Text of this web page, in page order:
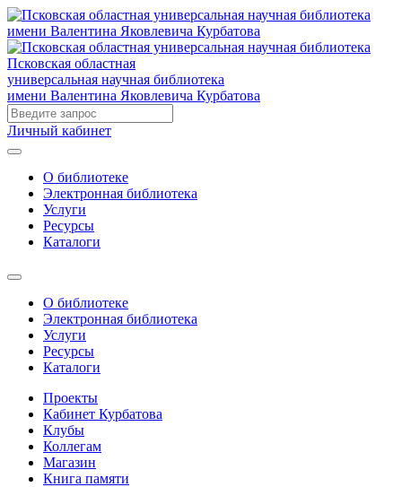
Псковская областная
универсальная научная библиотека
имени Валентина Яковлевича Курбатова
Личный кабинет
О библиотеке
Электронная библиотека
Услуги
Ресурсы
Каталоги
О библиотеке
Электронная библиотека
Услуги
Ресурсы
Каталоги
Проекты
Кабинет Курбатова
Клубы
Коллегам
Магазин
Книга памяти